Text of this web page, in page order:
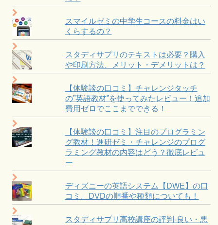
スマイルゼミの中学生コースの料金はい
くらするの？
スタディサプリのテキストは必要？購入
や印刷方法、メリット・デメリットは？
【体験談の口コミ】チャレンジタッチ
の”英語教材”を使ってみたレビュー！追加
費用ゼロでここまでできる！
【体験談の口コミ】注目のプログラミン
グ教材！進研ゼミ・チャレンジのプログ
ラミング教材の内容はどう？徹底レビュ
ー
ディズニーの英語システム【DWE】の口
コミ。DVDの順番や種類についても！
スタディサプリ高校講座の評判-良い・悪